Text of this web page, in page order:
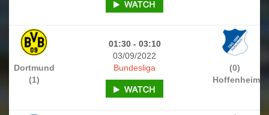
01:30 - 03:10
03/09/2022
Dortmund
(1)
(0)
Hoffenheim
Bundesliga